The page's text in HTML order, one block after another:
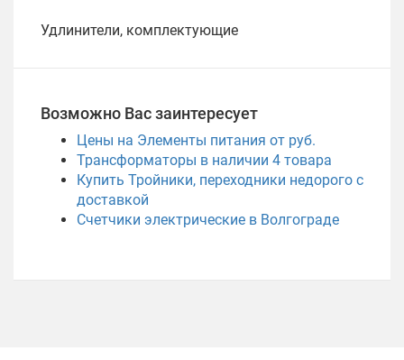
Удлинители, комплектующие
Возможно Вас заинтересует
Цены на Элементы питания от руб.
Трансформаторы в наличии 4 товара
Купить Тройники, переходники недорого с
доставкой
Счетчики электрические в Волгограде